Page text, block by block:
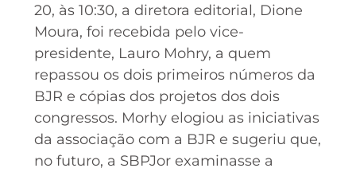
20, às 10:30, a diretora editorial, Dione
Moura, foi recebida pelo vice-
presidente, Lauro Mohry, a quem
repassou os dois primeiros números da
BJR e cópias dos projetos dos dois
congressos. Morhy elogiou as iniciativas
da associação com a BJR e sugeriu que,
no futuro, a SBPJor examinasse a